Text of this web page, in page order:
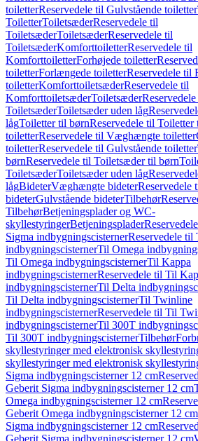
toiletterReservedele til Gulvstående toiletter
ToiletterToiletsæderReservedele til
ToiletsæderToiletsæderReservedele til
ToiletsæderKomforttoiletterReservedele til
KomforttoiletterForhøjede toiletter
toiletterForlængede toiletterReservedele til
toiletterKomforttoiletsæderReservedele til
KomforttoiletsæderToiletsæder
ToiletsæderToiletsæder uden låg
lågToiletter til børnReservedele til Toiletter
toiletterReservedele til Væghængte toiletter
toiletterReservedele til Gulvstående toiletter
børnReservedele til Toiletsæder til børn
ToiletsæderToiletsæder uden låg
lågBideterVæghængte bideter
bideterGulvstående bideterTilbehør
TilbehørBetjeningsplader og WC-
skyllestyringerBetjeningsplader
Sigma indbygningscisternerReservedele til
indbygningscisternerTil Omega
Til Omega indbygningscisternerTil Kappa
indbygningscisternerReservedele til Til
indbygningscisternerTil Delta
Til Delta indbygningscisternerTil Twinline
indbygningscisternerReservedele til Til
indbygningscisternerTil 300T
Til 300T indbygningscisternerTilbehør
skyllestyringer med elektronisk
skyllestyringer med elektronisk
Sigma indbygningscisterner 12 cm
Geberit Sigma indbygningscisterner 12 cm
Omega indbygningscisterner 12 cm
Geberit Omega indbygningscisterner 12 cm
Sigma indbygningscisterner 12 cm
Geberit Sigma indbygningscisterner 12 cm